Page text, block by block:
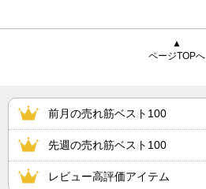
▲
ページTOPへ
前月の売れ筋ベスト100
先週の売れ筋ベスト100
レビュー高評価アイテム